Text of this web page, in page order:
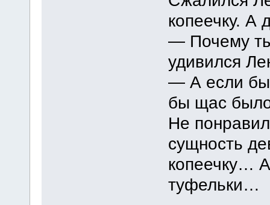
копеечку. А
— Почему
удивился
— А если бы
бы щас
Не
сущность
копеечку…
туфельки…